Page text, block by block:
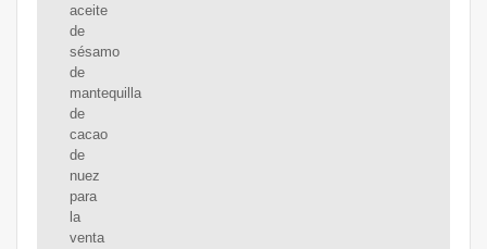
aceite
de
sésamo
de
mantequilla
de
cacao
de
nuez
para
la
venta